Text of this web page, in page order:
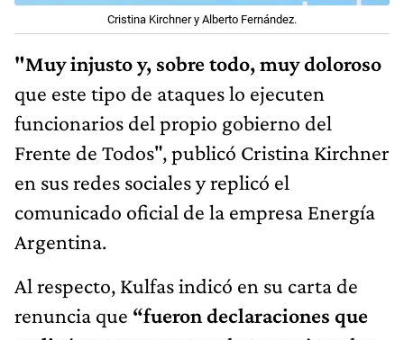
Cristina Kirchner y Alberto Fernández.
"Muy injusto y, sobre todo, muy doloroso
que este tipo de ataques lo ejecuten
funcionarios del propio gobierno del
Frente de Todos", publicó Cristina Kirchner
en sus redes sociales y replicó el
comunicado oficial de la empresa Energía
Argentina.
Al respecto, Kulfas indicó en su carta de
renuncia que “fueron declaraciones que